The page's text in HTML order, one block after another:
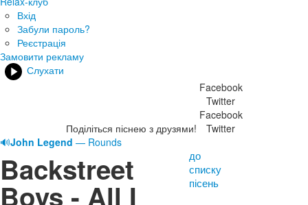
Вхід
Забули пароль?
Реєстрація
Замовити рекламу
Слухати
Поділіться піснею з друзями!
Facebook
Twitter
Facebook
Twitter
🔊John Legend — Rounds
Backstreet
Boys - All I
до
списку
пісень